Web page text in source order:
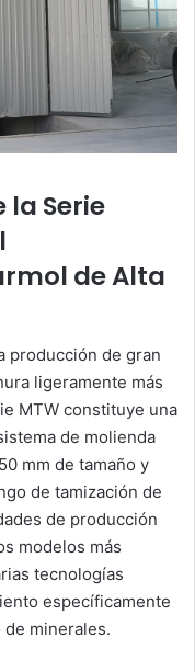
la Serie
de Alta
producción de gran
ligeramente más
MTW constituye una
de molienda
mm de tamaño y
de tamización de
de producción
modelos más
tecnologías
específicamente
minerales.